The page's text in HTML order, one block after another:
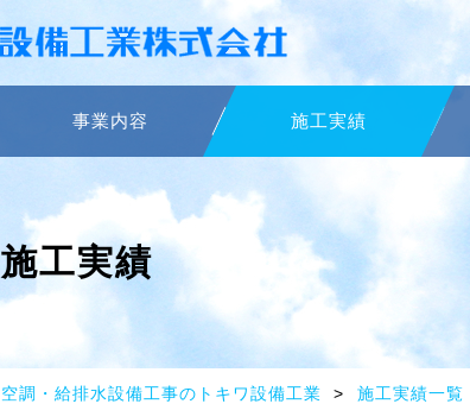
事業内容 施工実績
施工実績
空調・給排水設備工事のトキワ設備工業 施工実績一覧